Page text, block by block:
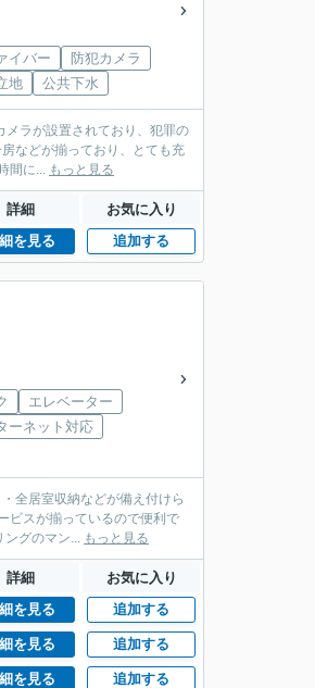
イバー
防犯カメラ
地 公共下水
ラが設置されており、犯罪の
などが揃っており、とても充
間に... もっと見る
詳細 お気に入り
を見る 追加する
エレベーター
ーネット対応
全居室収納などが備え付けら
ビスが揃っているので便利で
ングのマン... もっと見る
詳細 お気に入り
を見る 追加する
を見る 追加する
を見る 追加する